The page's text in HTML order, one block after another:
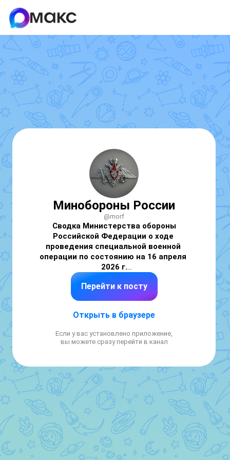
Минобороны России
@morf
Сводка Министерства обороны
Российской Федерации о ходе
проведения специальной военной
операции по состоянию на 16 апреля
2026 г.
Часть 2 (👉 см. часть 1)
«Восток» продвинулись в глубину
формированиям механизированной, двух
Коломийцы Днепропетровской области,
Воздвижевка, Копани, Любицкое и
Тимошевка Запорожской области.
▪ Противник потерял свыше 195
военнослужащих, две боевые
бронированные машины и восемь
автомобилей.
Перейти к посту
Открыть в браузере
Если у вас установлено приложение,
вы можете сразу перейти в канал